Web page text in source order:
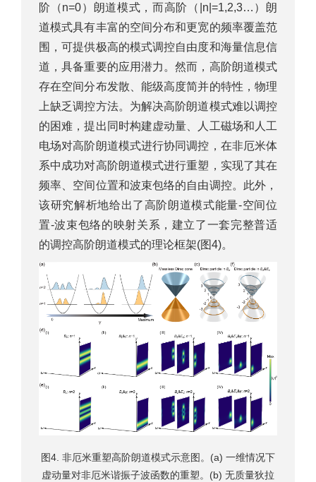
阶（n=0）朗道模式，而高阶（|n|=1,2,3…）朗
道模式具有丰富的空间分布和更宽的频率覆盖范
围，可提供极高的模式调控自由度和海量信息信
道，具备重要的应用潜力。然而，高阶朗道模式
存在空间分布发散、能级高度简并的特性，物理
上缺乏调控方法。为解决高阶朗道模式难以调控
的困难，提出同时构建虚动量、人工磁场和人工
电场对高阶朗道模式进行协同调控，在非厄米体
系中成功对高阶朗道模式进行重塑，实现了其在
频率、空间位置和波束包络的自由调控。此外，
该研究解析地给出了高阶朗道模式能量-空间位
置-波束包络的映射关系，建立了一套完整普适
的调控高阶朗道模式的理论框架(图4)。
图4. 非厄米重塑高阶朗道模式示意图。(a) 一维情况下
虚动量对非厄米谐振子波函数的重塑。(b) 无质量狄拉